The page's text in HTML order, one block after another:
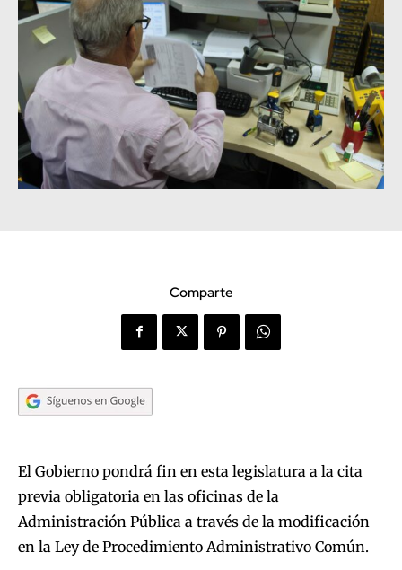
Comparte
El Gobierno pondrá fin en esta legislatura a la cita
previa obligatoria en las oficinas de la
Administración Pública a través de la modificación
en la Ley de Procedimiento Administrativo Común.